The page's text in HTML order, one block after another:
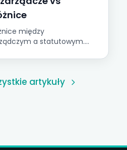
między
a statutowym.
do podejmowania
market.artykuły